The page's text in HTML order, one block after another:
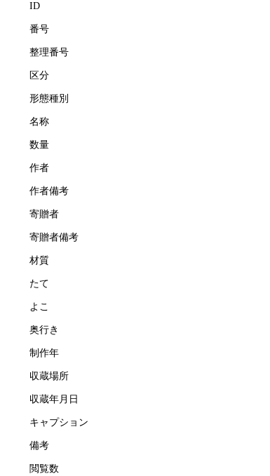
ID
番号
整理番号
区分
形態種別
名称
数量
作者
作者備考
寄贈者
寄贈者備考
材質
たて
よこ
奥行き
制作年
収蔵場所
収蔵年月日
キャプション
備考
閲覧数